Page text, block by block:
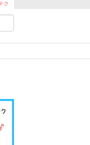
ク